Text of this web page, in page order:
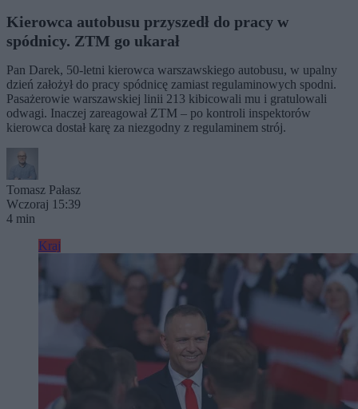
Kierowca autobusu przyszedł do pracy w
spódnicy. ZTM go ukarał
Pan Darek, 50-letni kierowca warszawskiego autobusu, w upalny
dzień założył do pracy spódnicę zamiast regulaminowych spodni.
Pasażerowie warszawskiej linii 213 kibicowali mu i gratulowali
odwagi. Inaczej zareagował ZTM – po kontroli inspektorów
kierowca dostał karę za niezgodny z regulaminem strój.
Tomasz Pałasz
Wczoraj 15:39
4 min
Kraj